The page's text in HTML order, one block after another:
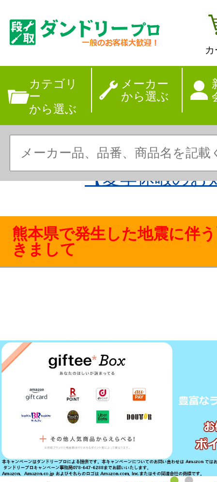
カテゴリ
ー
から選ぶ
メーカー
から選ぶ
【夏季休暇のお
熊本県で発生した地震に伴
きまして